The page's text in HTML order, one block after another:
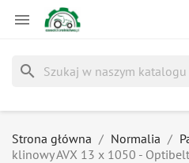

search
Strona główna Normalia
klinowy AVX 13 x 1050 - Optibelt